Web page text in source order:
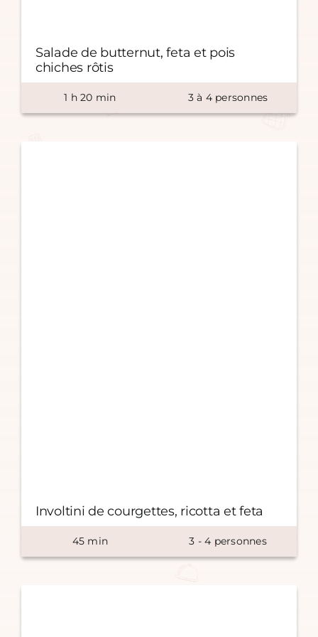
Salade de butternut, feta et pois
chiches rôtis
1 h20 min 3à 4personnes
Involtini de courgettes, ricotta et feta
45 min 3 -4 personnes